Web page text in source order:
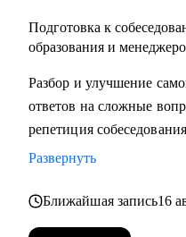
• Менеджерам по
• Новичкам, кто только
• Опытным специалистам,
вперед в своей карьере.
Подготовка к
образования и
Разбор и улучшение
ответов на сложные
репетиция
Развернуть
Ближайшая запись16